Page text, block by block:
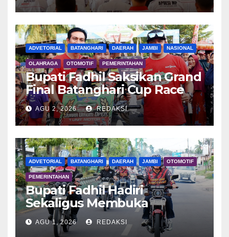
ADVETORIAL BATANGHARI DAERAH JAMBI NASIONAL
OLAHRAGA OTOMOTIF PEMERINTAHAN
Bupati Fadhil Saksikan Grand
Final Batanghari Cup Race
2026
AGU 2, 2026 REDAKSI
ADVETORIAL BATANGHARI DAERAH JAMBI OTOMOTIF
PEMERINTAHAN
Bupati Fadhil Hadiri
Sekaligus Membuka
Kegiatan Batanghari King
Club
AGU 1, 2026 REDAKSI